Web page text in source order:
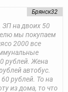
Брянск32
на двоих 50
мы покупаем
2000 все
рублей. Жена
автобус.
рублей. То на
из дома, то что